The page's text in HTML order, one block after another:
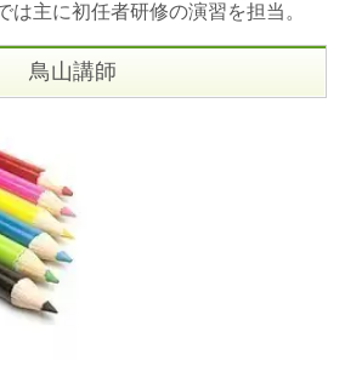
は主に初任者研修の演習を担当。
鳥山講師